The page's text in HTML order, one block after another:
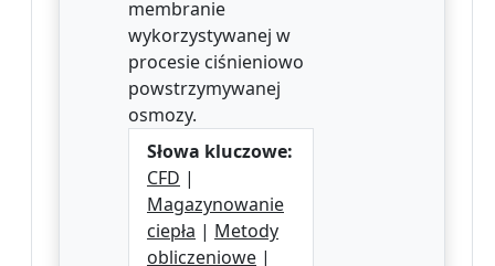
membranie
wykorzystywanej w
procesie ciśnieniowo
powstrzymywanej
osmozy.
Słowa kluczowe:
CFD |
Magazynowanie
ciepła | Metody
obliczeniowe |